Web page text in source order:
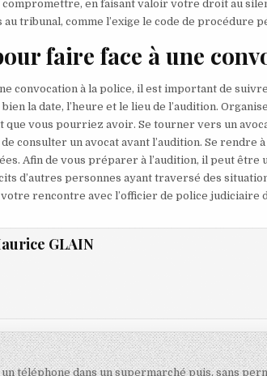
en faisant valoir votre droit au
tribunal, comme l’exige le code de procédure
faire face à une
convocation à la police, il est important de
la date, l’heure et le lieu de l’audition.
vous pourriez avoir. Se tourner vers un
consulter un avocat avant l’audition. Se rendre
Afin de vous préparer à l’audition, il peut
d’autres personnes ayant traversé des
rencontre avec l’officier de police judiciaire
GLAIN
téléphone dans un supermarché puis, sans